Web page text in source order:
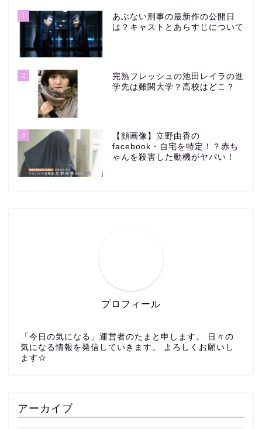
1
あぶない刑事の最新作の公開日
は？キャストとあらすじについて
2
完熟フレッシュの池田レイラの進
学先は難関大学？高校はどこ？
3
【顔画像】立野由香の
facebook・自宅を特定！？赤ち
ゃんを殺害した動機がヤバい！
プロフィール
「今日の気になる」運営者のたまと申します。 日々の
気になる情報を発信していきます。 よろしくお願いし
ます☆
アーカイブ